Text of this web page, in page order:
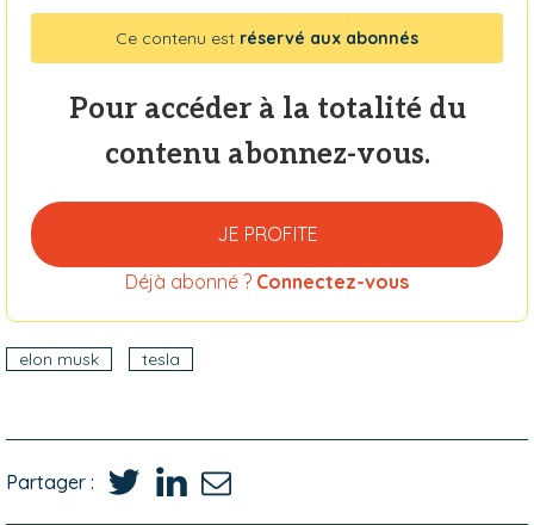
Ce contenu est réservé aux abonnés
Pour accéder à la totalité du
contenu abonnez-vous.
JE PROFITE
Déjà abonné ? Connectez-vous
elon musk tesla
Partager :